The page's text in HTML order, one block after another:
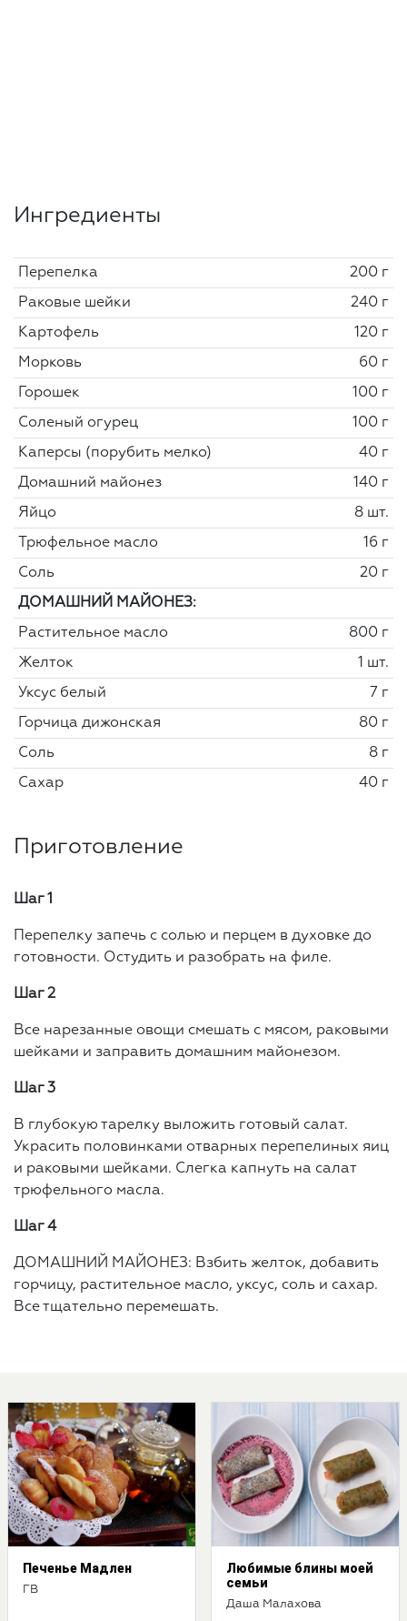
Ингредиенты
Перепелка 200 г
Раковые шейки 240 г
Картофель 120 г
Морковь 60 г
Горошек 100 г
Соленый огурец 100 г
Каперсы (порубить мелко) 40 г
Домашний майонез 140 г
Яйцо 8 шт.
Трюфельное масло 16 г
Соль 20 г
ДОМАШНИЙ МАЙОНЕЗ:
Растительное масло 800 г
Желток 1 шт.
Уксус белый 7 г
Горчица дижонская 80 г
Соль 8 г
Сахар 40 г
Приготовление
Шаг 1
Перепелку запечь с солью и перцем в духовке до
готовности. Остудить и разобрать на филе.
Шаг 2
Все нарезанные овощи смешать с мясом, раковыми
шейками и заправить домашним майонезом.
Шаг 3
В глубокую тарелку выложить готовый салат.
Украсить половинками отварных перепелиных яиц
и раковыми шейками. Слегка капнуть на салат
трюфельного масла.
Шаг 4
ДОМАШНИЙ МАЙОНЕЗ: Взбить желток, добавить
горчицу, растительное масло, уксус, соль и сахар.
Все тщательно перемешать.
Печенье Мадлен
ГВ
Любимые блины моей
семьи
Даша Малахова